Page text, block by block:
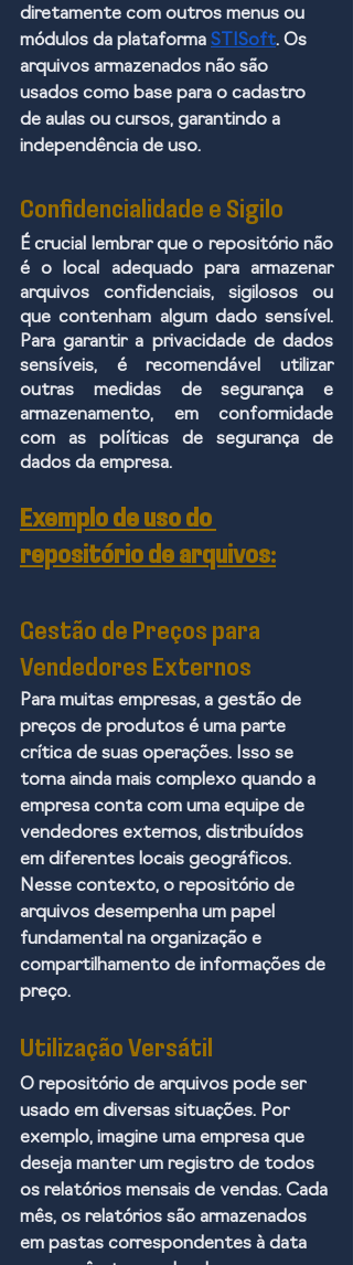
diretamente com outros menus ou
módulos da plataforma STISoft. Os
arquivos armazenados não são
usados como base para o cadastro
de aulas ou cursos, garantindo a
independência de uso.
Confidencialidade e Sigilo
É crucial lembrar que o repositório não
é o local adequado para armazenar
arquivos confidenciais, sigilosos ou
que contenham algum dado sensível.
Para garantir a privacidade de dados
sensíveis, é recomendável utilizar
outras medidas de segurança e
armazenamento, em conformidade
com as políticas de segurança de
dados da empresa.
Exemplo de uso do
repositório de arquivos:
Gestão de Preços para
Vendedores Externos
Para muitas empresas, a gestão de
preços de produtos é uma parte
crítica de suas operações. Isso se
torna ainda mais complexo quando a
empresa conta com uma equipe de
vendedores externos, distribuídos
em diferentes locais geográficos.
Nesse contexto, o repositório de
arquivos desempenha um papel
fundamental na organização e
compartilhamento de informações de
preço.
Utilização Versátil
O repositório de arquivos pode ser
usado em diversas situações. Por
exemplo, imagine uma empresa que
deseja manter um registro de todos
os relatórios mensais de vendas. Cada
mês, os relatórios são armazenados
em pastas correspondentes à data